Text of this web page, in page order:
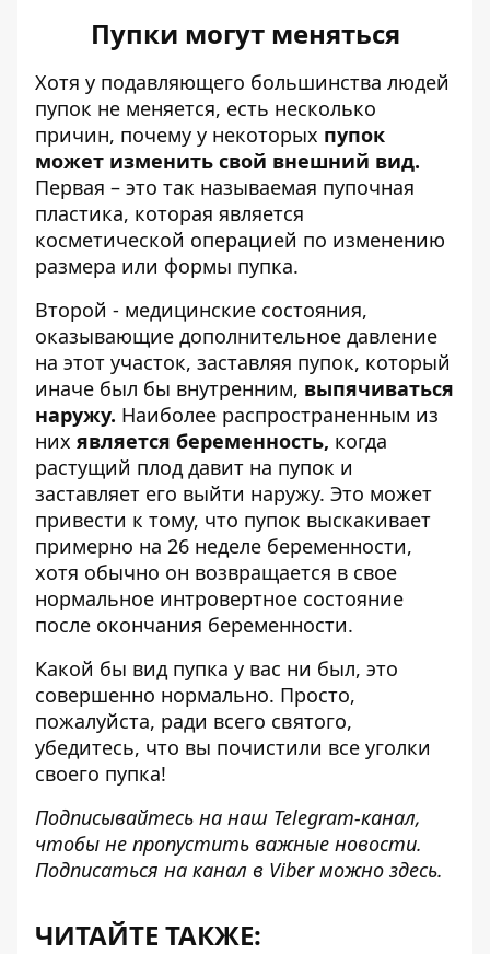
Пупки могут меняться
Хотя у подавляющего большинства людей
пупок не меняется, есть несколько
причин, почему у некоторых пупок
может изменить свой внешний вид.
Первая – это так называемая пупочная
пластика, которая является
косметической операцией по изменению
размера или формы пупка.
Второй - медицинские состояния,
оказывающие дополнительное давление
на этот участок, заставляя пупок, который
иначе был бы внутренним, выпячиваться
наружу. Наиболее распространенным из
них является беременность, когда
растущий плод давит на пупок и
заставляет его выйти наружу. Это может
привести к тому, что пупок выскакивает
примерно на 26 неделе беременности,
хотя обычно он возвращается в свое
нормальное интровертное состояние
после окончания беременности.
Какой бы вид пупка у вас ни был, это
совершенно нормально. Просто,
пожалуйста, ради всего святого,
убедитесь, что вы почистили все уголки
своего пупка!
Подписывайтесь на наш Telegram-канал,
чтобы не пропустить важные новости.
Подписаться на канал в Viber можно здесь.
ЧИТАЙТЕ ТАКЖЕ: